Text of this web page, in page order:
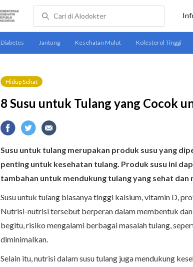
Hidup Sehat
8 Susu untuk Tulang yang Cocok
Susu untuk tulang merupakan produk susu yang
penting untuk kesehatan tulang. Produk susu ini
tambahan untuk mendukung tulang yang sehat
Susu untuk tulang biasanya tinggi kalsium, vitamin D,
Nutrisi-nutrisi tersebut berperan dalam membentuk
begitu, risiko mengalami berbagai masalah tulang,
diminimalkan.
Selain itu, nutrisi dalam susu tulang juga mendukung